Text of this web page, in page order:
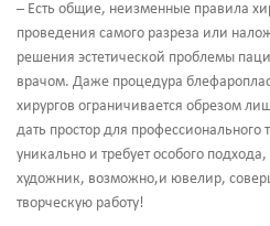
– Есть общие, неизменные правила
проведения самого разреза или
решения эстетической проблемы
врачом. Даже процедура
хирургов ограничивается обрезом
дать простор для
уникально и требует особого
художник, возможно,и ювелир,
творческую работу!